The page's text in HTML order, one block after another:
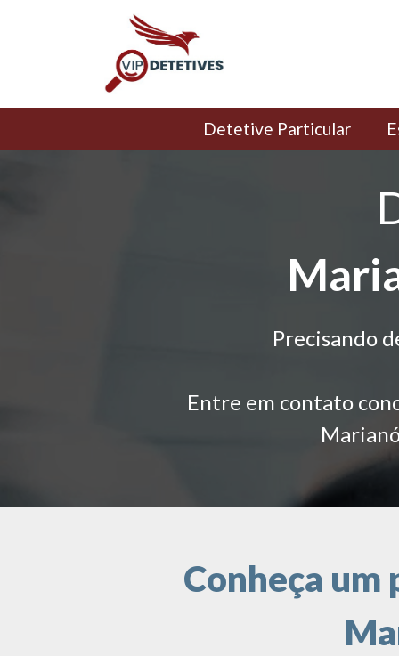
Detetive Particular
Precisando
Entre em contato
Conheça um